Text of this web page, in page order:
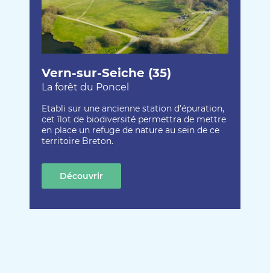
Vern-sur-Seiche (35)
La forêt du Poncel
Etabli sur une ancienne station d’épuration,
cet îlot de biodiversité permettra de mettre
en place un refuge de nature au sein de ce
territoire Breton.
Découvrir